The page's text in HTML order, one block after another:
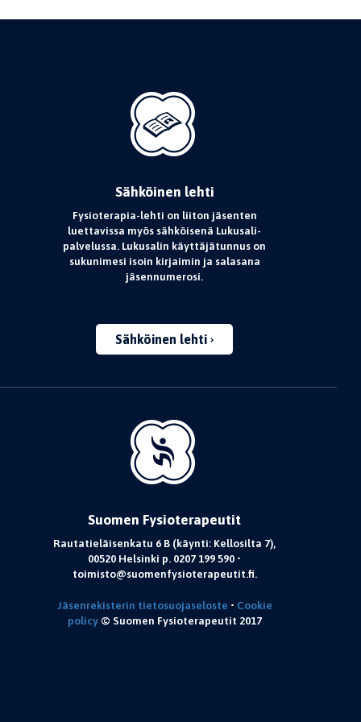
Sähköinen lehti
Fysioterapia-lehti on liiton jäsenten
luettavissa myös sähköisenä Lukusali-
palvelussa. Lukusalin käyttäjätunnus on
sukunimesi isoin kirjaimin ja salasana
jäsennumerosi.
Sähköinen lehti
Suomen Fysioterapeutit
Rautatieläisenkatu 6 B (käynti: Kellosilta 7),
00520 Helsinki p. 0207 199 590 •
toimisto@suomenfysioterapeutit.fi.
Jäsenrekisterin tietosuojaseloste • Cookie
policy© Suomen Fysioterapeutit 2017